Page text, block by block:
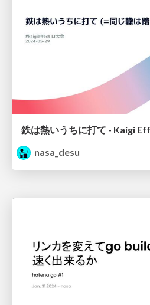
鉄は熱いうちに打て - Kaigi
nasa_desu